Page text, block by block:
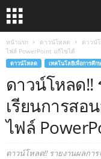
หน้าแรก ดาวน์โหลด
ดาวน์
ไฟล์ PowerPoint แก้ไขได้
ดาวน์โหลด เทคโนโลยีเพื่อการศึก
ดาวน์โหลด!!
เรียนการสอ
ไฟล์
ดาวน์โหลด!! รายงานผลกา